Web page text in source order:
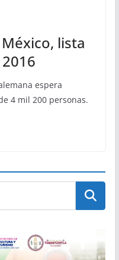
lista
espera
4 mil 200 personas.